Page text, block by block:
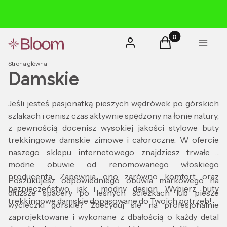
Zaloguj się Produkty w
Koszyk Menu
Strona główna
Damskie
Jeśli jesteś pasjonatką pieszych wędrówek po górskich
szlakach i cenisz czas aktywnie spędzony na łonie natury,
z pewnością docenisz wysokiej jakości stylowe buty
trekkingowe damskie zimowe i całoroczne. W ofercie
naszego sklepu internetowego znajdziesz trwałe i
modne obuwie od renomowanego włoskiego
producenta. Zapewnia ono zarówno komfort oraz
bezpieczeństwo, jak i modny design. Wybierz buty
trekkingowe damskie dopasowane do Twoich potrzeb!
Poszukujesz odpowiedniego obuwia markowego na
dłuższe spacery po leśnych ścieżkach lub piesze
wycieczki górskie? Zdecyduj się na profesjonalnie
zaprojektowane i wykonane z dbałością o każdy detal